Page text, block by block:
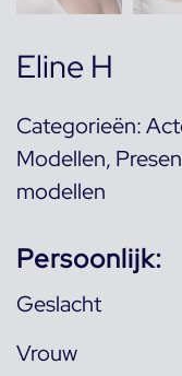
Eline H
Categorieën:
Modellen,
modellen
Persoonlijk:
Geslacht
Vrouw